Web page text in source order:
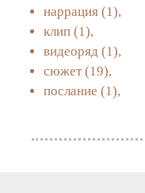
наррация (1),
клип (1),
видеоряд (1),
сюжет (19),
послание (1),